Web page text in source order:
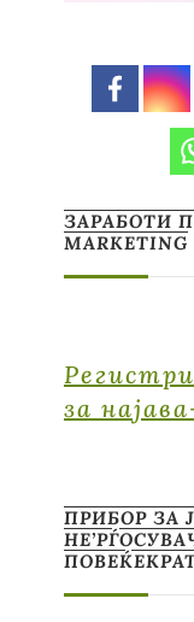
ЗАРАБОТИ
MARKETING
за
ПРИБОР ЗА